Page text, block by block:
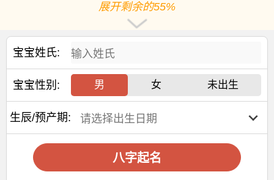
五行分析：五行【土旺】【缺金】【缺水】，年命纳音
五行是【覆灯火】，年干支为【乙巳】，日主天干为【火】
阳历2026-2-2出生，出生0年8个月20天后起运，阳历
大运干支：丙午 丙辰 丙寅 丙子 丙戌 丙申 丙午 丙辰 丙
寅
交运年份：
2026 2036 2046 2056 2066 2076 2086 2096 2106
交运
：1岁 11岁 21岁 31岁 41岁 51岁 61岁 71岁 81
展开剩余的55%
宝宝姓氏:
宝宝性别: 男 女 未出生
生辰/预产期:
八字起名